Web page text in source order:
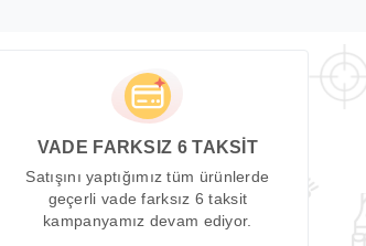
VADE FARKSIZ 6 TAKSİT
Satışını yaptığımız tüm ürünlerde
geçerli vade farksız 6 taksit
kampanyamız devam ediyor.